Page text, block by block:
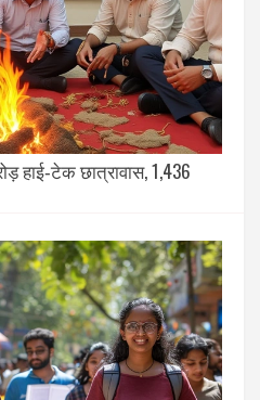
हाई‑टेक छात्रावास, 1,436